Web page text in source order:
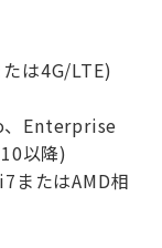
は4G/LTE)
Enterprise
以降)
またはAMD相